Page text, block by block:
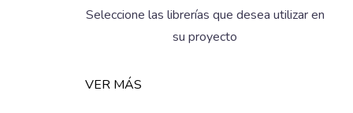
Seleccione las librerías que desea utilizar en
su proyecto
VER MÁS